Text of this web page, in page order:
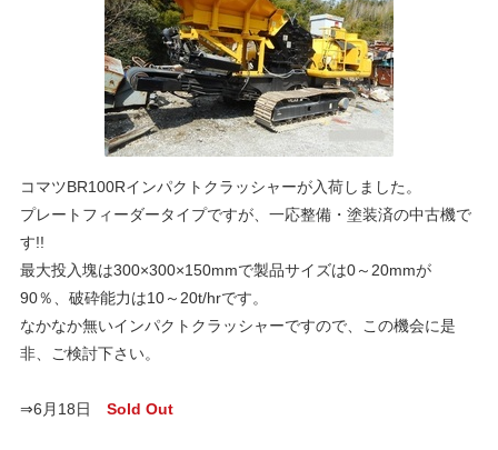
コマツBR100Rインパクトクラッシャーが入荷しました。
プレートフィーダータイプですが、一応整備・塗装済の中古機で
す!!
最大投入塊は300×300×150mmで製品サイズは0～20mmが
90％、破砕能力は10～20t/hrです。
なかなか無いインパクトクラッシャーですので、この機会に是
非、ご検討下さい。
⇒6月18日 Sold Out